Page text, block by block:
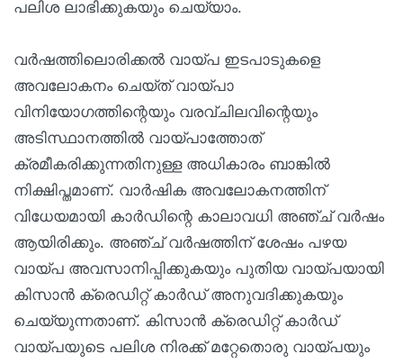
പലിശ ലാഭിക്കുകയും ചെയ്യാം.
വർഷത്തിലൊരിക്കൽ വായ്പ ഇടപാടുകളെ
അവലോകനം ചെയ്ത് വായ്പാ
വിനിയോഗത്തിന്റെയും വരവ്ചിലവിന്റെയും
അടിസ്ഥാനത്തിൽ വായ്പാത്തോത്
ക്രമീകരിക്കുന്നതിനുള്ള അധികാരം ബാങ്കിൽ
നിക്ഷിപ്തമാണ്. വാർഷിക അവലോകനത്തിന്
വിധേയമായി കാർഡിന്റെ കാലാവധി അഞ്ച് വർഷം
ആയിരിക്കും. അഞ്ച് വർഷത്തിന് ശേഷം പഴയ
വായ്പ അവസാനിപ്പിക്കുകയും പുതിയ വായ്പയായി
കിസാൻ ക്രെഡിറ്റ് കാർഡ് അനുവദിക്കുകയും
ചെയ്യുന്നതാണ്. കിസാൻ ക്രെഡിറ്റ് കാർഡ്
വായ്പയുടെ പലിശ നിരക്ക് മറ്റേതൊരു വായ്പയും